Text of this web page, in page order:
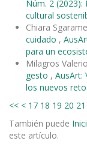
Núm. 2
cultural
Chiara
cuidado ,
para un
Milagros
gesto , AusArt:
los nuevos
<< < 17 18 19 20 21
También puede
este artículo.